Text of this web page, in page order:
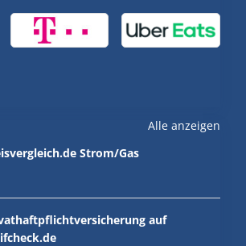
Alle anzeigen
Strom/Gas
auf